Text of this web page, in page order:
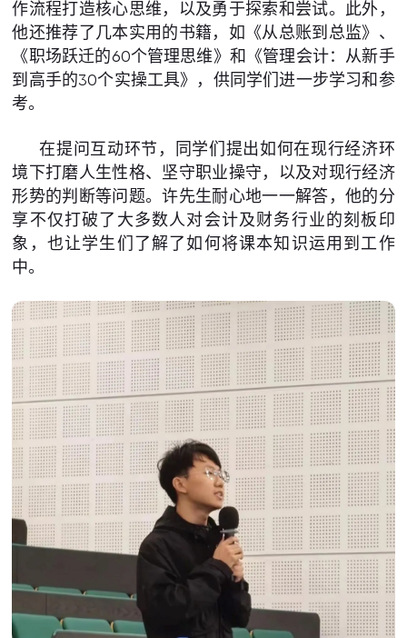
作流程打造核心思维，以及勇于探索和尝试。此外，
他还推荐了几本实用的书籍，如《从总账到总监》、
《职场跃迁的60个管理思维》和《管理会计：从新手
到高手的30个实操工具》，供同学们进一步学习和参
考。
在提问互动环节，同学们提出如何在现行经济环
境下打磨人生性格、坚守职业操守，以及对现行经济
形势的判断等问题。许先生耐心地一一解答，他的分
享不仅打破了大多数人对会计及财务行业的刻板印
象，也让学生们了解了如何将课本知识运用到工作
中。